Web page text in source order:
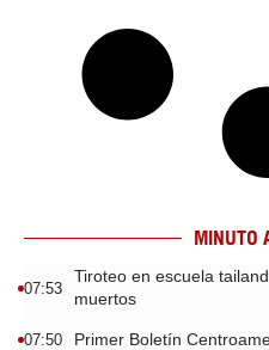
MINUTO
07:53
Tiroteo en escuela
muertos
07:50 Primer Boletín